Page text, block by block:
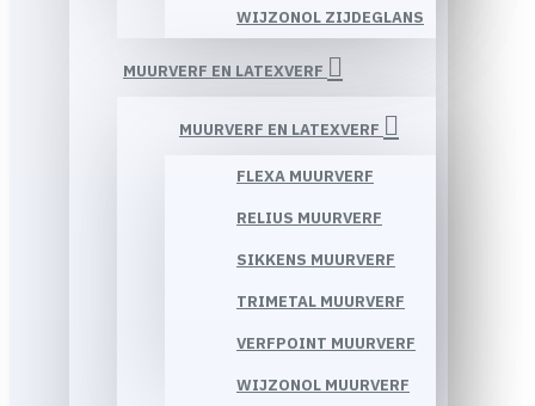
WIJZONOL ZIJDEGLANS
MUURVERF EN LATEXVERF
MUURVERF EN LATEXVERF
FLEXA MUURVERF
RELIUS MUURVERF
SIKKENS MUURVERF
TRIMETAL MUURVERF
VERFPOINT MUURVERF
WIJZONOL MUURVERF